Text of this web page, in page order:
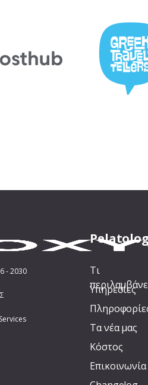
- 2030
Τι
Υπηρεσίες
Τα νέα μας
Κόστος
Επικοινωνία